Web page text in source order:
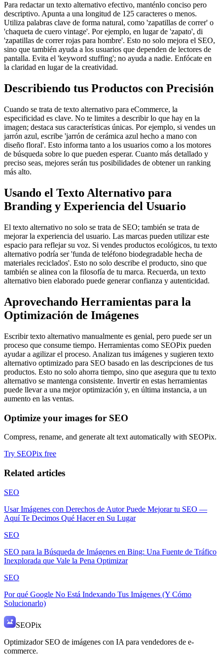
Para redactar un texto alternativo efectivo, manténlo conciso pero
descriptivo. Apunta a una longitud de 125 caracteres o menos.
Utiliza palabras clave de forma natural, como 'zapatillas de correr' o
'chaqueta de cuero vintage'. Por ejemplo, en lugar de 'zapato', di
'zapatillas de correr rojas para hombre'. Esto no solo mejora el SEO,
sino que también ayuda a los usuarios que dependen de lectores de
pantalla. Evita el 'keyword stuffing'; no ayuda a nadie. Enfócate en
la claridad en lugar de la creatividad.
Describiendo tus Productos con Precisión
Cuando se trata de texto alternativo para eCommerce, la
especificidad es clave. No te limites a describir lo que hay en la
imagen; destaca sus características únicas. Por ejemplo, si vendes un
jarrón azul, escribe 'jarrón de cerámica azul hecho a mano con
diseño floral'. Esto informa tanto a los usuarios como a los motores
de búsqueda sobre lo que pueden esperar. Cuanto más detallado y
preciso seas, mejores serán tus posibilidades de obtener un ranking
más alto.
Usando el Texto Alternativo para
Branding y Experiencia del Usuario
El texto alternativo no solo se trata de SEO; también se trata de
mejorar la experiencia del usuario. Las marcas pueden utilizar este
espacio para reflejar su voz. Si vendes productos ecológicos, tu texto
alternativo podría ser 'funda de teléfono biodegradable hecha de
materiales reciclados'. Esto no solo describe el producto, sino que
también se alinea con la filosofía de tu marca. Recuerda, un texto
alternativo bien elaborado puede generar confianza y autenticidad.
Aprovechando Herramientas para la
Optimización de Imágenes
Escribir texto alternativo manualmente es genial, pero puede ser un
proceso que consume tiempo. Herramientas como SEOPix pueden
ayudar a agilizar el proceso. Analizan tus imágenes y sugieren texto
alternativo optimizado para SEO basado en las descripciones de tus
productos. Esto no solo ahorra tiempo, sino que asegura que tu texto
alternativo se mantenga consistente. Invertir en estas herramientas
puede llevar a una mejor optimización y, en última instancia, a un
aumento en las ventas.
Optimize your images for SEO
Compress, rename, and generate alt text automatically with SEOPix.
Try SEOPix free
Related articles
SEO
Usar Imágenes con Derechos de Autor Puede Mejorar tu SEO —
Aquí Te Decimos Qué Hacer en Su Lugar
SEO
SEO para la Búsqueda de Imágenes en Bing: Una Fuente de Tráfico
Inexplorada que Vale la Pena Optimizar
SEO
Por qué Google No Está Indexando Tus Imágenes (Y Cómo
Solucionarlo)
SEOPix
Optimizador SEO de imágenes con IA para vendedores de e-
commerce.